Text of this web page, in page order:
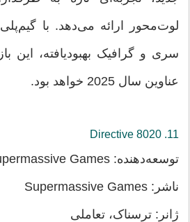
لوت‌محور ارائه می‌دهد. با
سری و گرافیک بهبودیافته، این
عناوین سال 2025 خواهد بود.
11. Directive 8020
توسعه‌دهنده: Supermassive Games
ناشر: Supermassive Games
ژانر: ترسناک، تعاملی